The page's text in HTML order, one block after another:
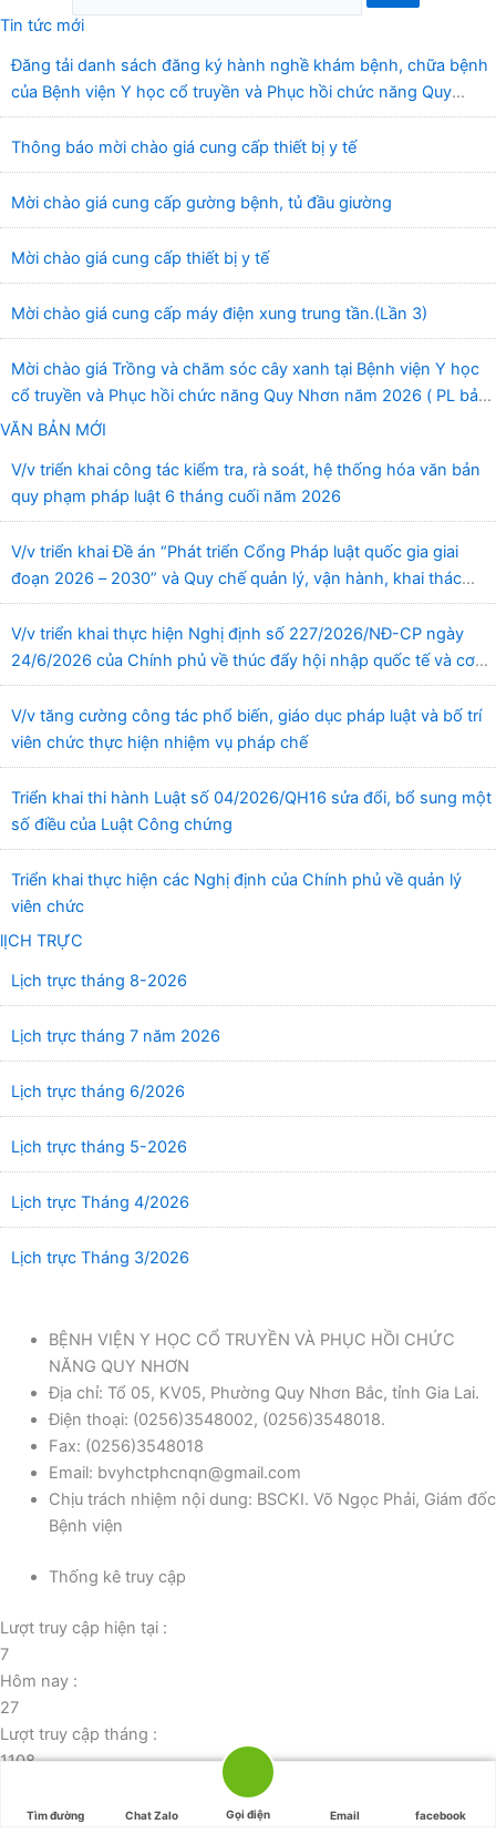
Tin tức mới
Đăng tải danh sách đăng ký hành nghề khám bệnh, chữa bệnh
của Bệnh viện Y học cổ truyền và Phục hồi chức năng Quy
Nhơn (22/6/2026)
Thông báo mời chào giá cung cấp thiết bị y tế
Mời chào giá cung cấp gường bệnh, tủ đầu giường
Mời chào giá cung cấp thiết bị y tế
Mời chào giá cung cấp máy điện xung trung tần.(Lần 3)
Mời chào giá Trồng và chăm sóc cây xanh tại Bệnh viện Y học
cổ truyền và Phục hồi chức năng Quy Nhơn năm 2026 ( PL bản
Danh mục hàng hóa, mẫu báo giá kèm theo)
VĂN BẢN MỚI
V/v triển khai công tác kiểm tra, rà soát, hệ thống hóa văn bản
quy phạm pháp luật 6 tháng cuối năm 2026
V/v triển khai Đề án “Phát triển Cổng Pháp luật quốc gia giai
đoạn 2026 – 2030” và Quy chế quản lý, vận hành, khai thác
Cổng Pháp luật quốc gia
V/v triển khai thực hiện Nghị định số 227/2026/NĐ-CP ngày
24/6/2026 của Chính phủ về thúc đẩy hội nhập quốc tế và cơ
chế đặc thù trong lĩnh vực y tế
V/v tăng cường công tác phổ biến, giáo dục pháp luật và bố trí
viên chức thực hiện nhiệm vụ pháp chế
Triển khai thi hành Luật số 04/2026/QH16 sửa đổi, bổ sung một
số điều của Luật Công chứng
Triển khai thực hiện các Nghị định của Chính phủ về quản lý
viên chức
lỊCH TRỰC
Lịch trực tháng 8-2026
Lịch trực tháng 7 năm 2026
Lịch trực tháng 6/2026
Lịch trực tháng 5-2026
Lịch trực Tháng 4/2026
Lịch trực Tháng 3/2026
BỆNH VIỆN Y HỌC CỔ TRUYỀN VÀ PHỤC HỒI CHỨC
NĂNG QUY NHƠN
Địa chỉ: Tổ 05, KV05, Phường Quy Nhơn Bắc, tỉnh Gia Lai.
Điện thoại: (0256)3548002, (0256)3548018.
Fax: (0256)3548018
Email: bvyhctphcnqn@gmail.com
Chịu trách nhiệm nội dung: BSCKI. Võ Ngọc Phải, Giám đốc
Bệnh viện
Tìm đường Chat Zalo Gọi điện Email facebook
Thống kê truy cập
Lượt truy cập hiện tại :
7
Hôm nay :
27
Lượt truy cập tháng :
1108
43004